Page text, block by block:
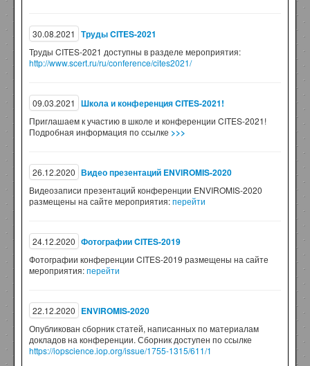
30.08.2021 Труды CITES-2021
Труды CITES-2021 доступны в разделе мероприятия:
http://www.scert.ru/ru/conference/cites2021/
09.03.2021 Школа и конференция CITES-2021!
Приглашаем к участию в школе и конференции CITES-2021!
Подробная информация по ссылке >>>
26.12.2020 Видео презентаций ENVIROMIS-2020
Видеозаписи презентаций конференции ENVIROMIS-2020
размещены на сайте мероприятия:перейти
24.12.2020 Фотографии CITES-2019
Фотографии конференции CITES-2019 размещены на сайте
мероприятия:перейти
22.12.2020 ENVIROMIS-2020
Опубликован сборник статей, написанных по материалам
докладов на конференции. Сборник доступен по ссылке
https://iopscience.iop.org/issue/1755-1315/611/1